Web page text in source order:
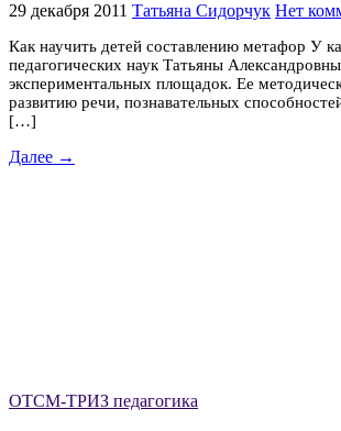
29 декабря 2011 Татьяна Сидорчук Нет
Как научить детей составлению метафор У
педагогических наук Татьяны
экспериментальных площадок. Ее
развитию речи, познавательных
[…]
Далее →
ОТСМ-ТРИЗ педагогика